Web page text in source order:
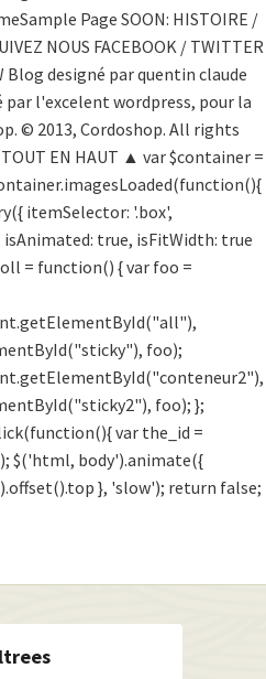
Page SOON: HISTOIRE /
NOUS FACEBOOK / TWITTER
Blog designé par quentin claude
l'excelent wordpress, pour la
© 2013, Cordoshop. All rights
TOUT EN HAUT ▲ var $container =
itemSelector: '.box',
true, isFitWidth: true
= function() { var foo =
foo);
foo); };
var the_id =
$('html, body').animate({
}, 'slow'); return false;